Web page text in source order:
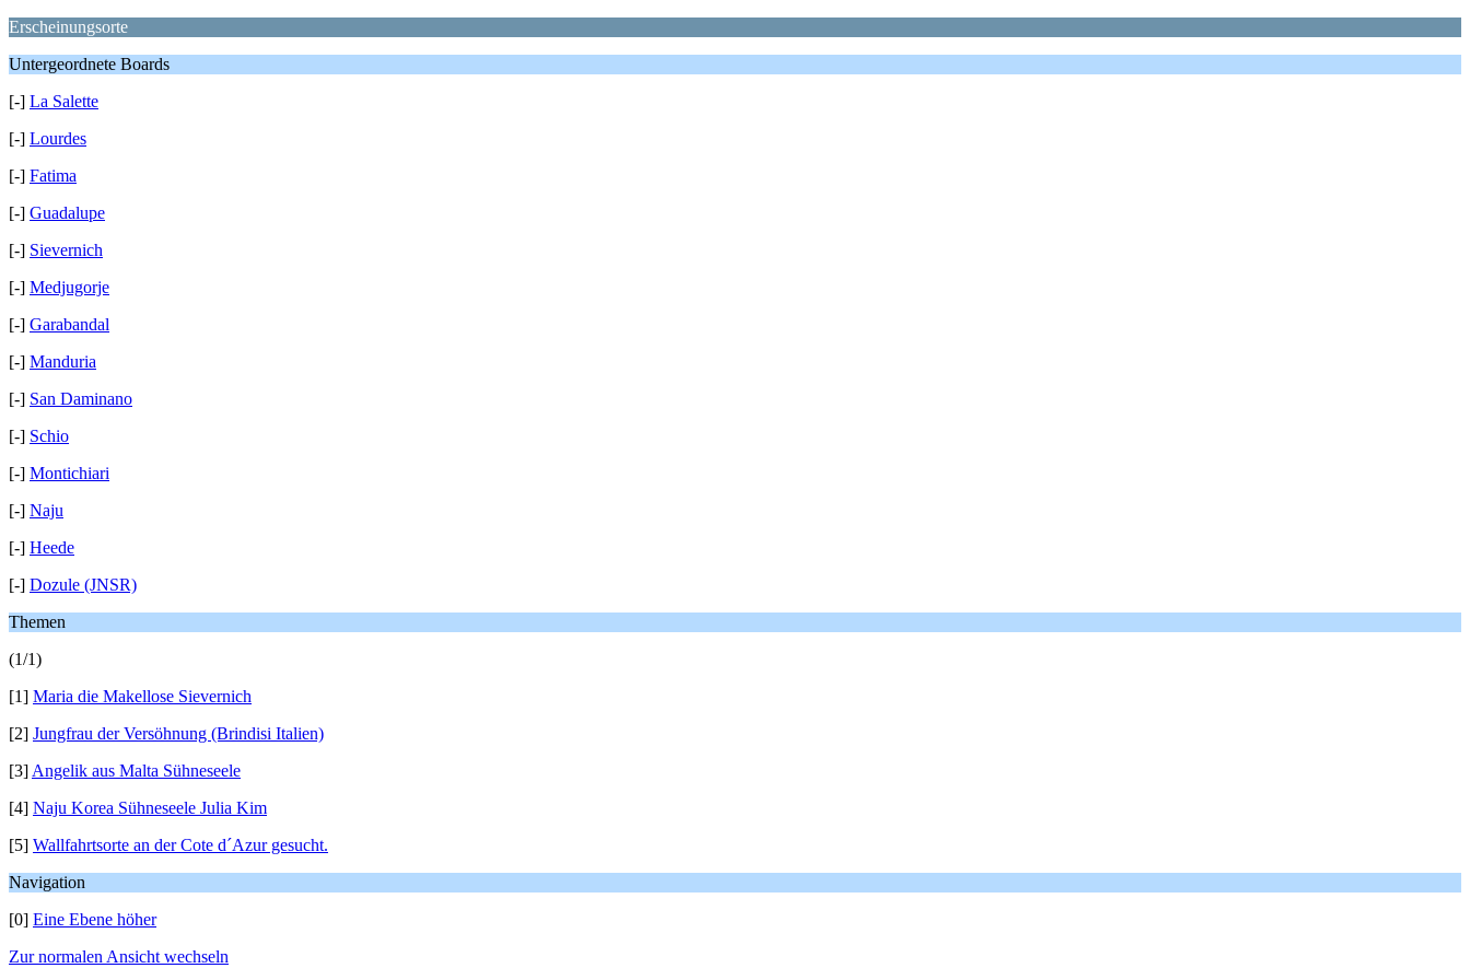
Erscheinungsorte
Untergeordnete Boards
[-] La Salette
[-] Lourdes
[-] Fatima
[-] Guadalupe
[-] Sievernich
[-] Medjugorje
[-] Garabandal
[-] Manduria
[-] San Daminano
[-] Schio
[-] Montichiari
[-] Naju
[-] Heede
[-] Dozule (JNSR)
Themen
(1/1)
[1] Maria die Makellose Sievernich
[2] Jungfrau der Versöhnung (Brindisi Italien)
[3] Angelik aus Malta Sühneseele
[4] Naju Korea Sühneseele Julia Kim
[5] Wallfahrtsorte an der Cote d´Azur gesucht.
Navigation
[0] Eine Ebene höher
Zur normalen Ansicht wechseln